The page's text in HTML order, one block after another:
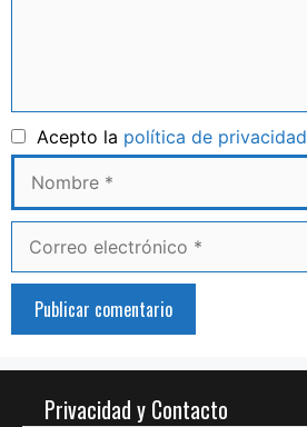
Acepto la política de privacidad
electrónico
Privacidad y Contacto